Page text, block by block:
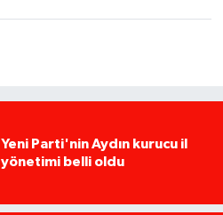
Yeni Parti'nin Aydın kurucu il
yönetimi belli oldu